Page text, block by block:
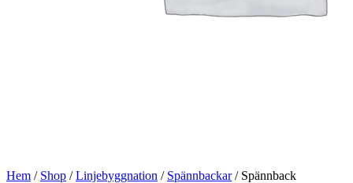
Hem / Shop /Linjebyggnation / Spännbackar/ Spännback